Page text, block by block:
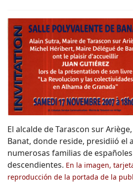
El alcalde de Tarascon sur
Banat, donde reside, presidiió el
numerosas familias de
descendientes. En la imagen,
reproducción de la portada de la